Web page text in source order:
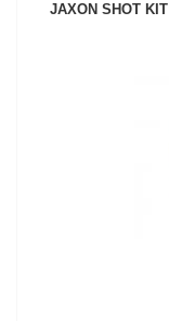
JAXON SHOT KIT